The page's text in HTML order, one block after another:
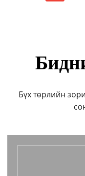
Бүх төрлийн